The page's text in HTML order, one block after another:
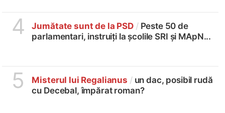
4 Jumătate sunt de la PSD / Peste 50 de
parlamentari, instruiți la școlile SRI și MApN...
5 Misterul lui Regalianus /un dac, posibil rudă
cu Decebal, împărat roman?